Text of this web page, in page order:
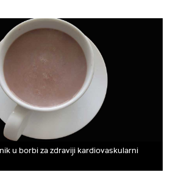
u borbi za zdraviji kardiovaskularni